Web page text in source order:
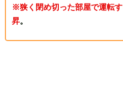
※狭く閉め切った部屋で運転
昇。